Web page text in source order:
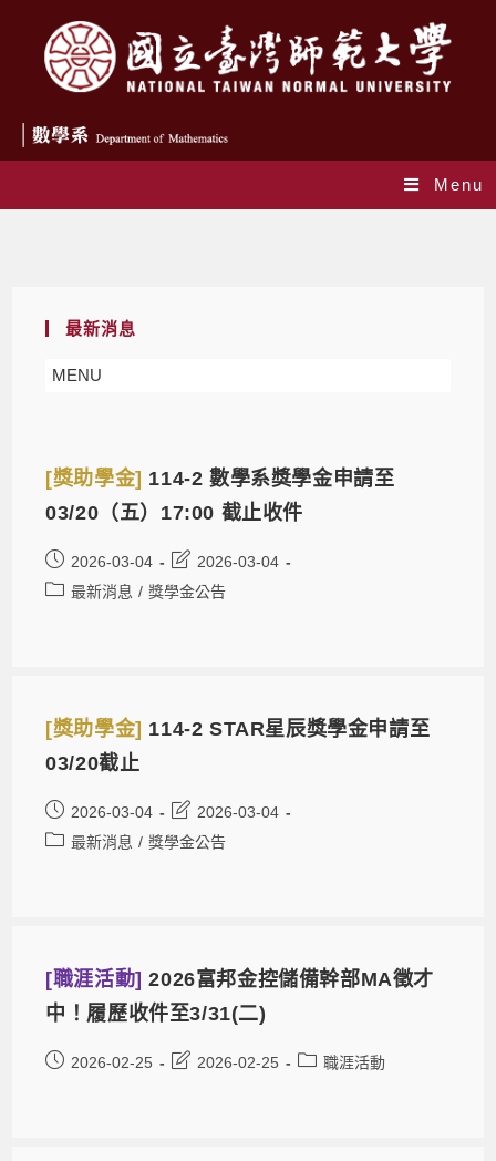
Menu
最新消息
MENU
[獎助學金] 114-2 數學系獎學金申請至
03/20（五）17:00 截止收件
2026-03-04
2026-03-04
最新消息 / 獎學金公告
[獎助學金] 114-2 STAR星辰獎學金申請至
03/20截止
2026-03-04
2026-03-04
最新消息 / 獎學金公告
[職涯活動]2026富邦金控儲備幹部MA徵才
中！履歷收件至3/31(二)
2026-02-25 2026-02-25 職涯活動